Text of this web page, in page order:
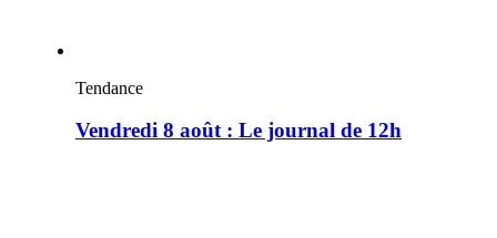
Tendance
Vendredi 8 août : Le journal de 12h